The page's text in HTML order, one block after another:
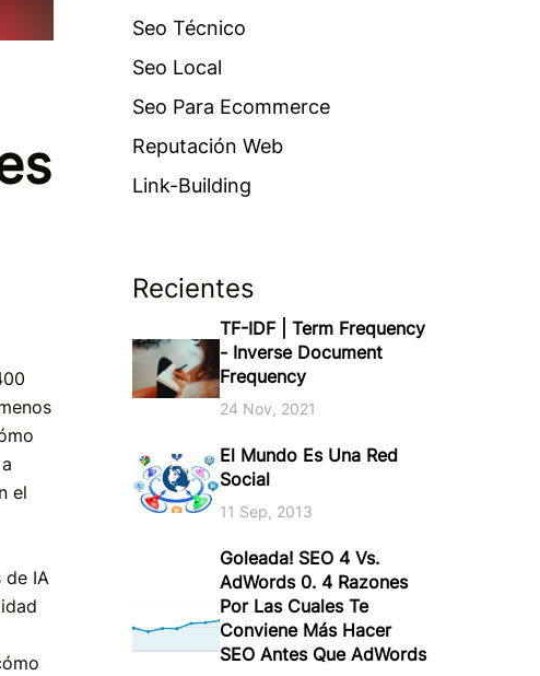
el
de IA
Seo Técnico
Seo Local
Seo Para Ecommerce
Reputación Web
Link-Building
Recientes
TF-IDF | Term Frequency
- Inverse Document
Frequency
24 Nov, 2021
El Mundo Es Una Red
Social
11 Sep, 2013
Goleada! SEO 4 Vs.
AdWords 0. 4 Razones
Por Las Cuales Te
Conviene Más Hacer
SEO Antes Que AdWords